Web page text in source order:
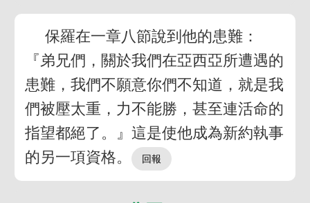
保羅在一章八節說到他的患難：
『弟兄們，關於我們在亞西亞所遭遇的
患難，我們不願意你們不知道，就是我
們被壓太重，力不能勝，甚至連活命的
指望都絕了。』這是使他成為新約執事
的另一項資格。